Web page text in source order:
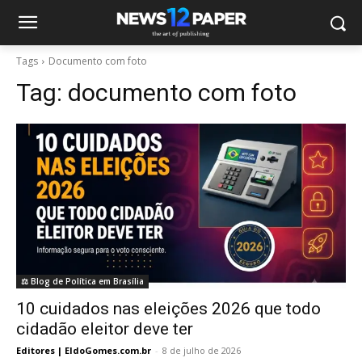
Tags Documento com foto
Tag: documento com foto
⚖️ Blog de Política em Brasília
10 cuidados nas eleições 2026 que todo
cidadão eleitor deve ter
Editores | EldoGomes.com.br - 8 de julho de 2026